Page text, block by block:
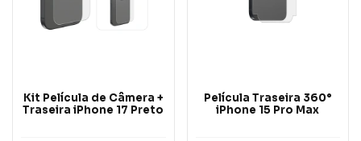
Kit Película de Câmera +
Traseira iPhone 17 Preto
Película Traseira 360°
iPhone 15 Pro Max